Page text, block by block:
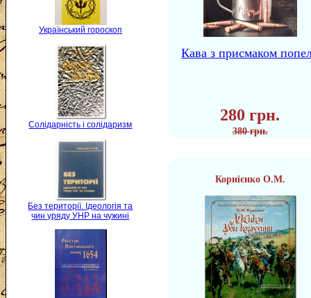
Український гороскоп
Солідарність і солідаризм
Без території. Ідеологія та
чин уряду УНР на чужині
Кава з присмаком
280 грн.
380 грн.
Корнієнко О.М.